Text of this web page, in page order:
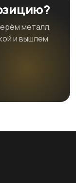
металл,
и вышлем